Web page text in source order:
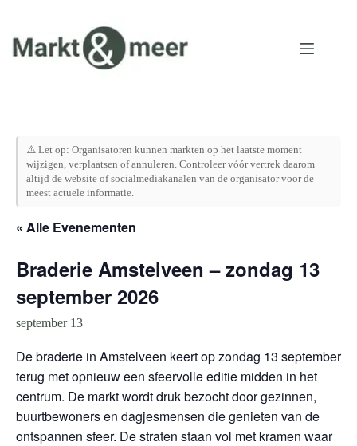
inhoud
⚠️ Let op: Organisatoren kunnen markten op het laatste moment
wijzigen, verplaatsen of annuleren. Controleer vóór vertrek daarom
altijd de website of socialmediakanalen van de organisator voor de
meest actuele informatie.
« Alle Evenementen
Braderie Amstelveen – zondag 13
september 2026
september 13
De braderie in Amstelveen keert op zondag 13 september
terug met opnieuw een sfeervolle editie midden in het
centrum. De markt wordt druk bezocht door gezinnen,
buurtbewoners en dagjesmensen die genieten van de
ontspannen sfeer. De straten staan vol met kramen waar